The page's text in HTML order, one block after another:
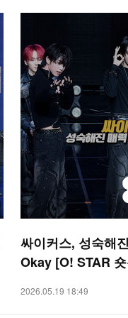
싸이커스, 성숙해
Okay [O! STAR
2026.05.19 18:49